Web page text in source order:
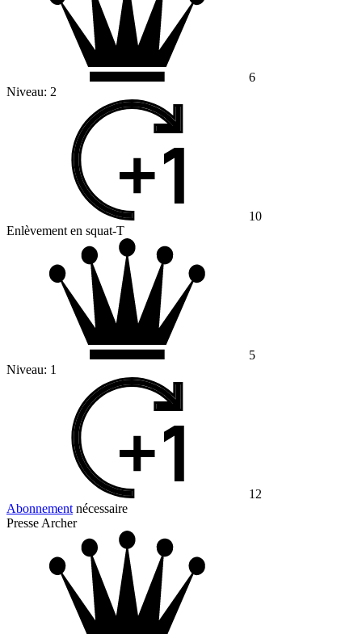
6
Niveau: 2
10
Enlèvement en squat-T
5
Niveau: 1
12
Abonnement nécessaire
Presse Archer